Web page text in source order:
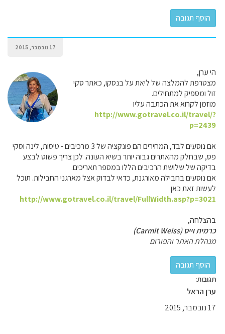
17 נובמבר, 2015
הי ערן,
מצטרפת להמלצה של ליאת על בנסקו, כאתר סקי
זול ומספיק למתחילים.
מוזמן לקרוא את הכתבה עליו
http://www.gotravel.co.il/travel/?
p=2439
אם נוסעים לבד, המחירים הם פונקציה של 3 מרכיבים - טיסות, לינה וסקי
פס, שבחלק מהאתרים גבוה יותר בשיא העונה. לכן צריך פשוט לבצע
בדיקה של שלושת הרכיבים הללו במספר תאריכים.
אם נוסעים בחבילה מאורגנת, כדאי לבדוק אצל מארגני החבילות. תוכל
לעשות זאת כאן
http://www.gotravel.co.il/travel/FullWidth.asp?p=3021
בהצלחה,
כרמית וייס (Carmit Weiss)
מנהלת האתר והפורום
תגובות:
ערן הראל
17 נובמבר, 2015